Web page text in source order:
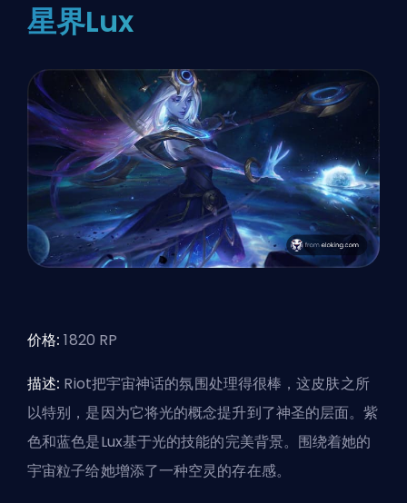
星界Lux
价格:1820 RP
描述: Riot把宇宙神话的氛围处理得很棒，这皮肤之所
以特别，是因为它将光的概念提升到了神圣的层面。紫
色和蓝色是Lux基于光的技能的完美背景。围绕着她的
宇宙粒子给她增添了一种空灵的存在感。